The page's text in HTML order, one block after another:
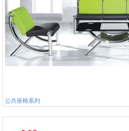
公共座椅系列